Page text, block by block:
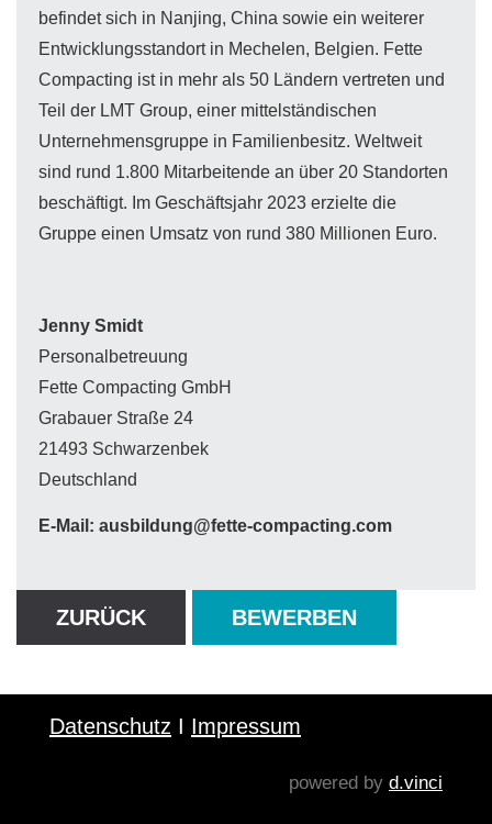
befindet sich in Nanjing, China sowie ein weiterer
Entwicklungsstandort in Mechelen, Belgien. Fette
Compacting ist in mehr als 50 Ländern vertreten und
Teil der LMT Group, einer mittelständischen
Unternehmensgruppe in Familienbesitz. Weltweit
sind rund 1.800 Mitarbeitende an über 20 Standorten
beschäftigt. Im Geschäftsjahr 2023 erzielte die
Gruppe einen Umsatz von rund 380 Millionen Euro.
Jenny Smidt
Personalbetreuung
Fette Compacting GmbH
Grabauer Straße 24
21493 Schwarzenbek
Deutschland
E-Mail: ausbildung@fette-compacting.com
ZURÜCK BEWERBEN
Datenschutz I Impressum
powered by d.vinci